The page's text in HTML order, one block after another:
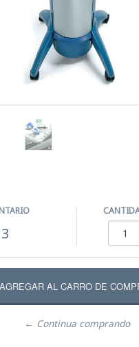
3
← Continua comprando